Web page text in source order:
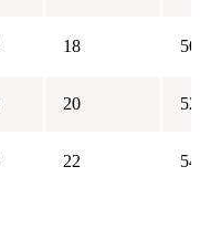
18 50
20 52
22 54